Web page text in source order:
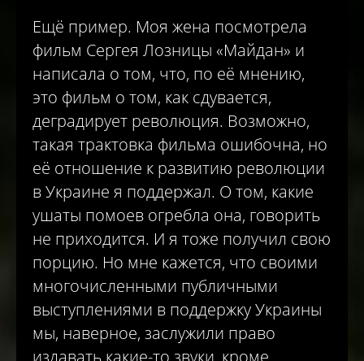
Ещё пример. Моя жена посмотрела
фильм Сергея Лозницы «Майдан» и
написала о том, что, по её мнению,
это фильм о том, как сдувается,
деградирует революция. Возможно,
такая трактовка фильма ошибочна, но
её отношение к развитию революции
в Украине я поддержал. О том, какие
ушаты помоев огребла она, говорить
не приходится. И я тоже получил свою
порцию. Но мне кажется, что своими
многочисленными публичными
выступлениями в поддержку Украины
мы, наверное, заслужили право
издавать какие-то звуки, кроме